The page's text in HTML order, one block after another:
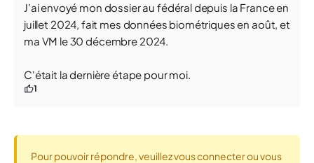
J'ai envoyé mon dossier au fédéral depuis la France en
juillet 2024, fait mes données biométriques en août, et
ma VM le 30 décembre 2024.
C'était la dernière étape pour moi.
1
Pour pouvoir répondre, veuillez vous connecter ou vous